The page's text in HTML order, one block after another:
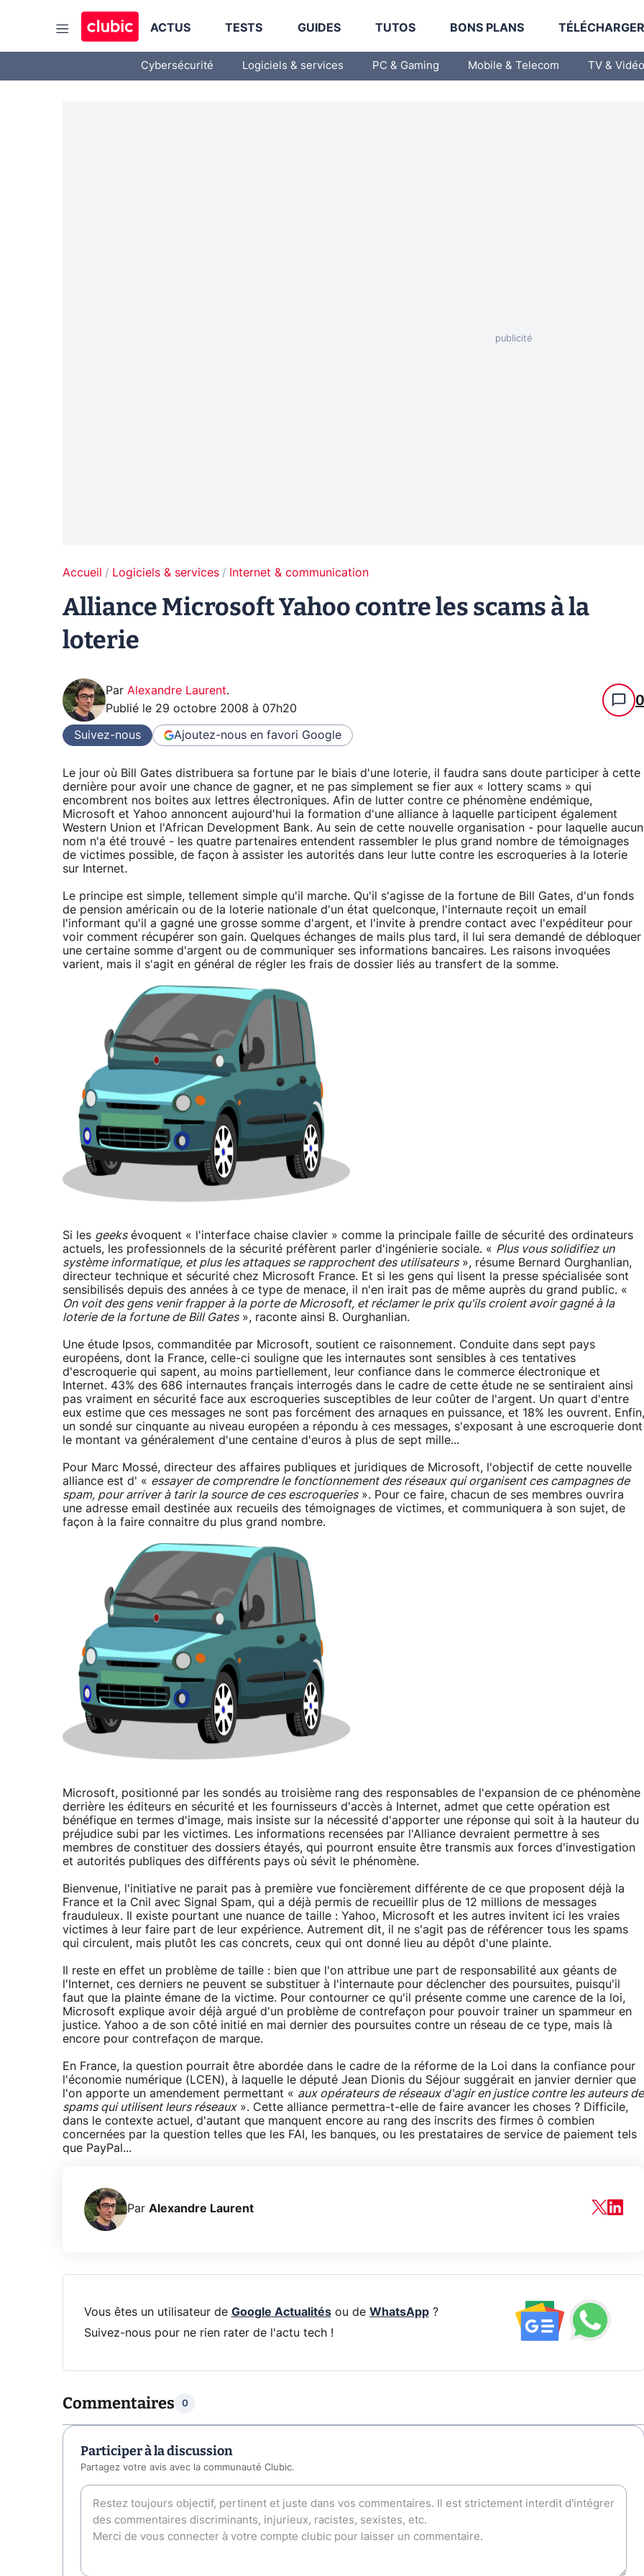
ACTUS TESTS GUIDES TUTOS BONS PLANS
Cybersécurité Logiciels & services PC & Gaming Mobile & Telecom TV & Vidéo
Accueil Logiciels & services Internet & communication
Alliance Microsoft Yahoo contre les scams à la
loterie
Par Alexandre Laurent.
Publié le 29 octobre 2008 à 07h20 0
Suivez-nous Ajoutez-nous en favori Google
Le jour où Bill Gates distribuera sa fortune par le biais d'une loterie, il faudra sans doute participer à cette
dernière pour avoir une chance de gagner, et ne pas simplement se fier aux « lottery scams » qui
encombrent nos boites aux lettres électroniques. Afin de lutter contre ce phénomène endémique,
Microsoft et Yahoo annoncent aujourd'hui la formation d'une alliance à laquelle participent également
Western Union et l'African Development Bank. Au sein de cette nouvelle organisation - pour laquelle aucun
nom n'a été trouvé - les quatre partenaires entendent rassembler le plus grand nombre de témoignages
de victimes possible, de façon à assister les autorités dans leur lutte contre les escroqueries à la loterie
sur Internet.
Le principe est simple, tellement simple qu'il marche. Qu'il s'agisse de la fortune de Bill Gates, d'un fonds
de pension américain ou de la loterie nationale d'un état quelconque, l'internaute reçoit un email
l'informant qu'il a gagné une grosse somme d'argent, et l'invite à prendre contact avec l'expéditeur pour
voir comment récupérer son gain. Quelques échanges de mails plus tard, il lui sera demandé de débloquer
une certaine somme d'argent ou de communiquer ses informations bancaires. Les raisons invoquées
varient, mais il s'agit en général de régler les frais de dossier liés au transfert de la somme.
Si les geeksévoquent « l'interface chaise clavier » comme la principale faille de sécurité des ordinateurs
actuels, les professionnels de la sécurité préfèrent parler d'ingénierie sociale. « Plus vous solidifiez un
système informatique, et plus les attaques se rapprochent des utilisateurs», résume Bernard Ourghanlian,
directeur technique et sécurité chez Microsoft France. Et si les gens qui lisent la presse spécialisée sont
sensibilisés depuis des années à ce type de menace, il n'en irait pas de même auprès du grand public. «
On voit des gens venir frapper à la porte de Microsoft, et réclamer le prix qu'ils croient avoir gagné à la
loterie de la fortune de Bill Gates», raconte ainsi B. Ourghanlian.
Une étude Ipsos, commanditée par Microsoft, soutient ce raisonnement. Conduite dans sept pays
européens, dont la France, celle-ci souligne que les internautes sont sensibles à ces tentatives
d'escroquerie qui sapent, au moins partiellement, leur confiance dans le commerce électronique et
Internet. 43% des 686 internautes français interrogés dans le cadre de cette étude ne se sentiraient ainsi
pas vraiment en sécurité face aux escroqueries susceptibles de leur coûter de l'argent. Un quart d'entre
eux estime que ces messages ne sont pas forcément des arnaques en puissance, et 18% les ouvrent. Enfin,
un sondé sur cinquante au niveau européen a répondu à ces messages, s'exposant à une escroquerie dont
le montant va généralement d'une centaine d'euros à plus de sept mille...
Pour Marc Mossé, directeur des affaires publiques et juridiques de Microsoft, l'objectif de cette nouvelle
alliance est d' « essayer de comprendre le fonctionnement des réseaux qui organisent ces campagnes de
spam, pour arriver à tarir la source de ces escroqueries». Pour ce faire, chacun de ses membres ouvrira
une adresse email destinée aux recueils des témoignages de victimes, et communiquera à son sujet, de
façon à la faire connaitre du plus grand nombre.
Microsoft, positionné par les sondés au troisième rang des responsables de l'expansion de ce phénomène
derrière les éditeurs en sécurité et les fournisseurs d'accès à Internet, admet que cette opération est
bénéfique en termes d'image, mais insiste sur la nécessité d'apporter une réponse qui soit à la hauteur du
préjudice subi par les victimes. Les informations recensées par l'Alliance devraient permettre à ses
membres de constituer des dossiers étayés, qui pourront ensuite être transmis aux forces d'investigation
et autorités publiques des différents pays où sévit le phénomène.
Bienvenue, l'initiative ne parait pas à première vue foncièrement différente de ce que proposent déjà la
France et la Cnil avec Signal Spam, qui a déjà permis de recueillir plus de 12 millions de messages
frauduleux. Il existe pourtant une nuance de taille : Yahoo, Microsoft et les autres invitent ici les vraies
victimes à leur faire part de leur expérience. Autrement dit, il ne s'agit pas de référencer tous les spams
qui circulent, mais plutôt les cas concrets, ceux qui ont donné lieu au dépôt d'une plainte.
Il reste en effet un problème de taille : bien que l'on attribue une part de responsabilité aux géants de
l'Internet, ces derniers ne peuvent se substituer à l'internaute pour déclencher des poursuites, puisqu'il
faut que la plainte émane de la victime. Pour contourner ce qu'il présente comme une carence de la loi,
Microsoft explique avoir déjà argué d'un problème de contrefaçon pour pouvoir trainer un spammeur en
justice. Yahoo a de son côté initié en mai dernier des poursuites contre un réseau de ce type, mais là
encore pour contrefaçon de marque.
En France, la question pourrait être abordée dans le cadre de la réforme de la Loi dans la confiance pour
l'économie numérique (LCEN), à laquelle le député Jean Dionis du Séjour suggérait en janvier dernier que
l'on apporte un amendement permettant « aux opérateurs de réseaux d'agir en justice contre les auteurs de
spams qui utilisent leurs réseaux». Cette alliance permettra-t-elle de faire avancer les choses ? Difficile,
dans le contexte actuel, d'autant que manquent encore au rang des inscrits des firmes ô combien
concernées par la question telles que les FAI, les banques, ou les prestataires de service de paiement tels
que PayPal...
Par Alexandre Laurent
Vous êtes un utilisateur de Google Actualitésou de WhatsApp?
Suivez-nous pour ne rien rater de l'actu tech !
Commentaires 0
Participer à la discussion
Partagez votre avis avec la communauté Clubic.